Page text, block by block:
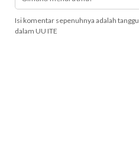
Isi komentar sepenuhnya adalah
dalam UU ITE